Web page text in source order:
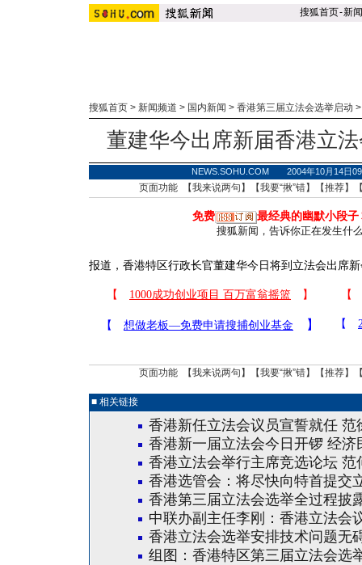
搜狐首页-新闻
搜狐首页 > 新闻频道 > 国内新闻 > 香港第三届立法会选举启动
董建华今出席新届香港立
NEWS.SOHU.COM 2004年10月14日
页面功能 【我来说两句 】【我要“揪”错】【推荐】
免费 最经典的幽默小段子
搜狐新闻，告诉你正在发生什
报道，香港特区行政长官董建华今日将到立法会出席
页面功能 【我来说两句 】【我要“揪”错】【推荐】
■ 相关链接
香港新任立法会议员宣誓就任 范
香港新一届立法会今日开锣 经济
香港立法会举行主席竞选论坛 范
香港选管会：将尽快向特首提交
香港第三届立法会选举全过程披
中联办副主任李刚：香港立法会
香港立法会选举安排技术问题无
组图：香港特区第三届立法会选